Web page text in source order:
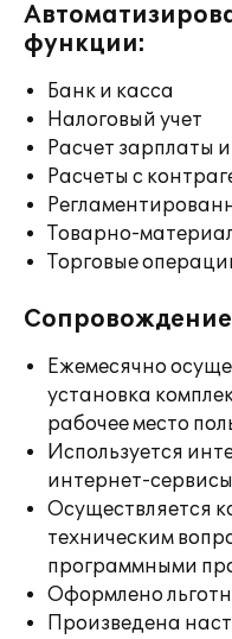
функции:
Банк и касса
Налоговый учет
Расчет зарплаты
Расчеты с
Товарно-
Торговые
Ежемесячно
установка
рабочее место
Используется
интернет-
Осуществляется
техническим
программными
Оформлено
Произведена